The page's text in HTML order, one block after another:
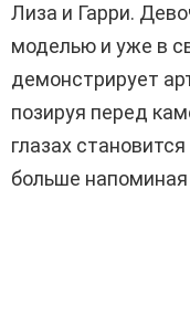
Лиза и Гарри.
моделью и уже в
демонстрирует
позируя перед
глазах
больше напоминая